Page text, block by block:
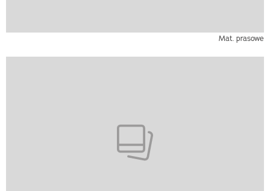
Mat. prasowe